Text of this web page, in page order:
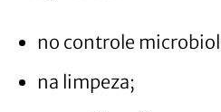
no controle
na limpeza;